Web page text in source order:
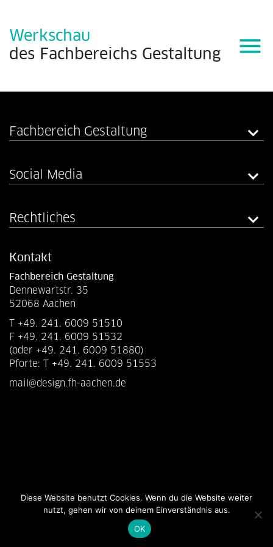
Werkschau
des Fachbereichs Gestaltung menu
Fachbereich Gestaltung
Social Media
Rechtliches
Kontakt
Fachbereich Gestaltung
Dennewartstr. 35
52068 Aachen
T +49. 241. 6009 51510
F +49. 241. 6009 51532
(oder +49. 241. 6009 51880)
Pforte: T +49. 241. 6009 51553
mail@design.fh-aachen.de
Diese Website benutzt Cookies. Wenn du die Website weiter
nutzt, gehen wir von deinem Einverständnis aus.
OK